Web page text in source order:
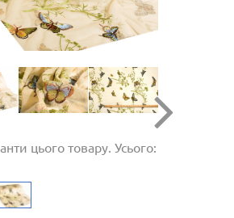
цього товару. Усього: